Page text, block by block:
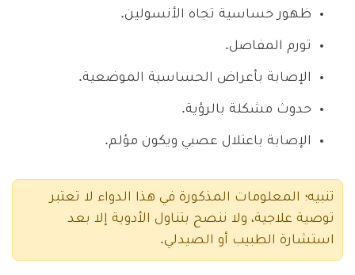
ظهور حساسية تجاه الأنسولين.
تورم المفاصل.
الإصابة بأعراض الحساسية الموضعية.
حدوث مشكلة بالرؤية.
الإصابة باعتلال عصبي ويكون مؤلم.
تنبيه؛ المعلومات المذكورة في هذا الدواء لا تعتبر
توصية علاجية، ولا ننصح بتناول الأدوية إلا بعد
استشارة الطبيب أو الصيدلي.